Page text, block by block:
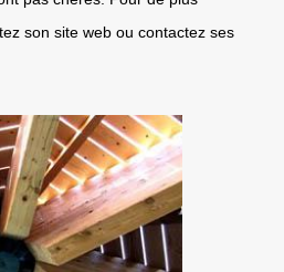
son site web ou contactez ses